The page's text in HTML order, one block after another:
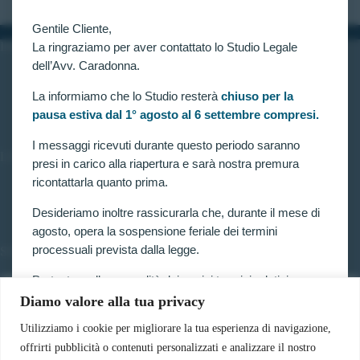
Diamo valore alla tua privacy
Utilizziamo i cookie per migliorare la tua esperienza di navigazione,
offrirti pubblicità o contenuti personalizzati e analizzare il nostro
Gentile Cliente,
La ringraziamo per aver contattato lo Studio Legale
dell’Avv. Caradonna.
La informiamo che lo Studio resterà chiuso per la
pausa estiva dal 1° agosto al 6 settembre compresi.
I messaggi ricevuti durante questo periodo saranno
presi in carico alla riapertura e sarà nostra premura
ricontattarla quanto prima.
Desideriamo inoltre rassicurarla che, durante il mese di
agosto, opera la sospensione feriale dei termini
processuali prevista dalla legge.
Pertanto, nella generalità dei casi, i termini relativi a
ricorsi, impugnazioni e agli altri adempimenti
sospesi.
INFORMAZIONI
Home
Contatti
LINK UTILI
Prenota consulenza
SERVIZI
Forze armate e polizia
Concorsi pubblici
Pubblico impiego
Contratti con la pubblica amministrazione
Vittime del dovere ed equiparati